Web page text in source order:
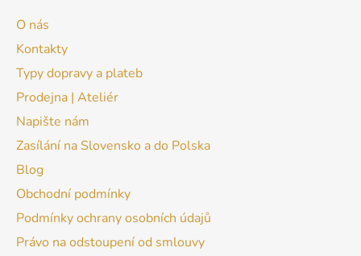
O nás
Kontakty
Typy dopravy a plateb
Prodejna | Ateliér
Napište nám
Zasílání na Slovensko a do Polska
Blog
Obchodní podmínky
Podmínky ochrany osobních údajů
Právo na odstoupení od smlouvy